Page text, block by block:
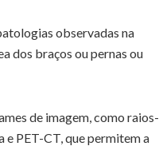
observadas na
dos braços ou pernas ou
de imagem, como raios-
e PET-CT, que permitem a